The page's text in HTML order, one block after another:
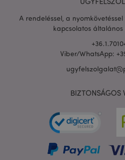
A rendeléssel, a
kapcsolatos
Viber/WhatsApp:
BIZTONSÁGOS
adatvédelmi szabályzatát